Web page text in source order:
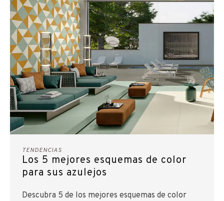
TENDENCIAS
Los 5 mejores esquemas de color
para sus azulejos
Descubra 5 de los mejores esquemas de color